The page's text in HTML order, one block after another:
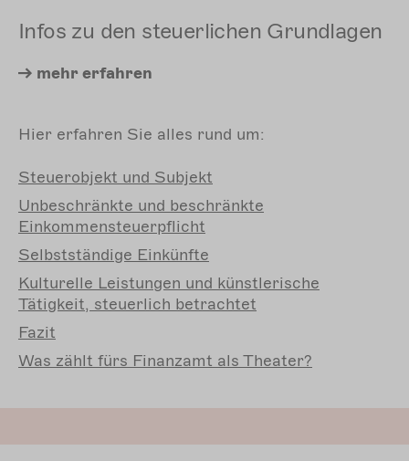
Infos zu den steuerlichen Grundlagen
mehr erfahren
Hier erfahren Sie alles rund um:
Steuerobjekt und Subjekt
Unbeschränkte und beschränkte
Einkommensteuerpflicht
Selbstständige Einkünfte
Kulturelle Leistungen und künstlerische
Tätigkeit, steuerlich betrachtet
Fazit
Was zählt fürs Finanzamt als Theater?